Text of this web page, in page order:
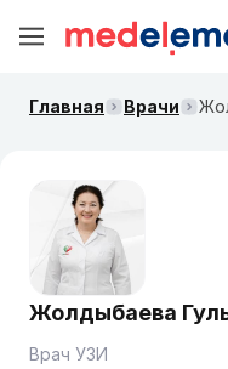
Главная Врачи
Жолдыбаева
Врач УЗИ